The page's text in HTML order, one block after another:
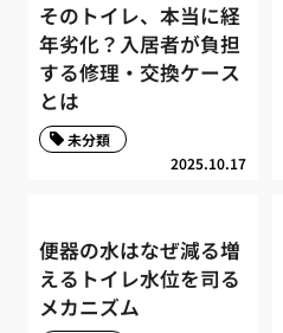
そのトイレ、本当に経
年劣化？入居者が負担
する修理・交換ケース
とは
2025.10.17
未分類
便器の水はなぜ減る増
えるトイレ水位を司る
メカニズム